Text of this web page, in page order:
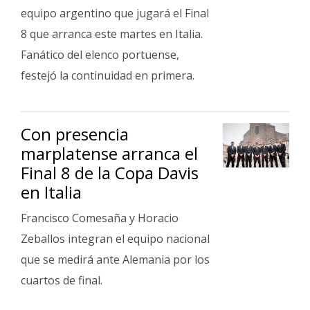
Fúnebres
equipo argentino que jugará el Final
8 que arranca este martes en Italia.
Fanático del elenco portuense,
festejó la continuidad en primera.
Con presencia
marplatense arranca el
Final 8 de la Copa Davis
en Italia
Francisco Comesaña y Horacio
Zeballos integran el equipo nacional
que se medirá ante Alemania por los
cuartos de final.